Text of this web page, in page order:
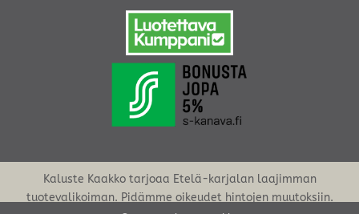
Kaluste Kaakko tarjoaa Etelä-karjalan laajimman
tuotevalikoiman. Pidämme oikeudet hintojen muutoksiin.